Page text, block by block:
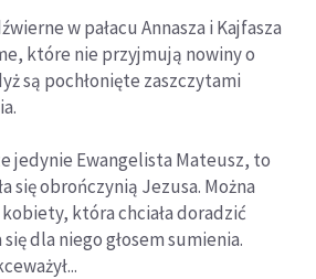
w pałacu Annasza i Kajfasza
które nie przyjmują nowiny o
są pochłonięte zaszczytami
jedynie Ewangelista Mateusz, to
się obrończynią Jezusa. Można
która chciała doradzić
dla niego głosem sumienia.